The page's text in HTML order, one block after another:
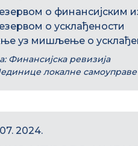
о финансијским
о усклађености
уз мишљење о
Финансијска ревизија
локалне самоуправе
2024.